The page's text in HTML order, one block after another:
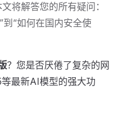
将解答您的所有疑问：
“如何在国内安全使
？您是否厌倦了复杂的网
最新AI模型的强大功